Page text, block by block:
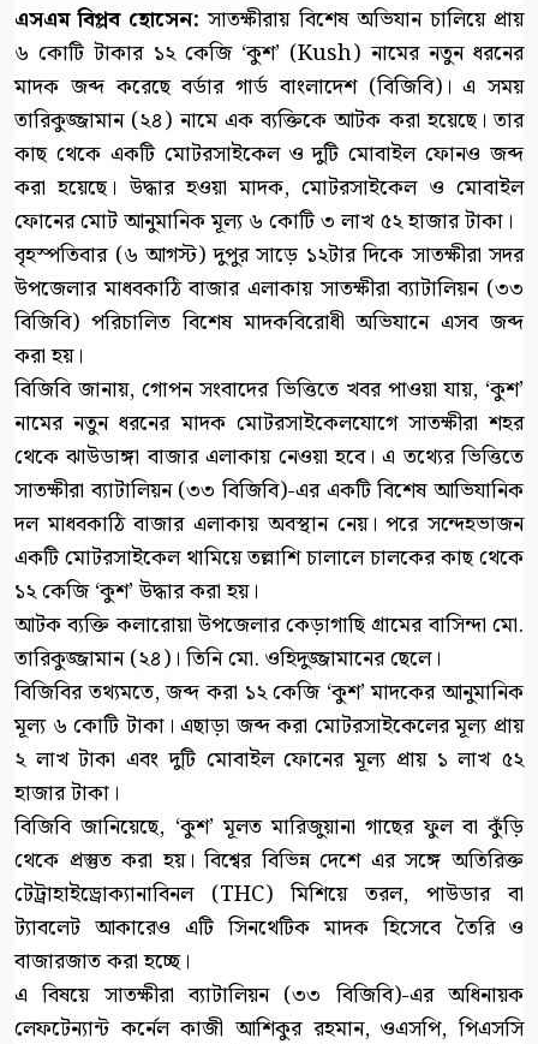
এসএম বিপ্লব হোসেন: সাতক্ষীরায় বিশেষ অভিযান চালিয়ে প্রায়
৬ কোটি টাকার ১২ কেজি ‘কুশ’ (Kush) নামের নতুন ধরনের
মাদক জব্দ করেছে বর্ডার গার্ড বাংলাদেশ (বিজিবি)। এ সময়
তারিকুজ্জামান (২৪) নামে এক ব্যক্তিকে আটক করা হয়েছে। তার
কাছ থেকে একটি মোটরসাইকেল ও দুটি মোবাইল ফোনও জব্দ
করা হয়েছে। উদ্ধার হওয়া মাদক, মোটরসাইকেল ও মোবাইল
ফোনের মোট আনুমানিক মূল্য ৬ কোটি ৩ লাখ ৫২ হাজার টাকা।
বৃহস্পতিবার (৬ আগস্ট) দুপুর সাড়ে ১২টার দিকে সাতক্ষীরা সদর
উপজেলার মাধবকাঠি বাজার এলাকায় সাতক্ষীরা ব্যাটালিয়ন (৩৩
বিজিবি) পরিচালিত বিশেষ মাদকবিরোধী অভিযানে এসব জব্দ
করা হয়।
বিজিবি জানায়, গোপন সংবাদের ভিত্তিতে খবর পাওয়া যায়, ‘কুশ’
নামের নতুন ধরনের মাদক মোটরসাইকেলযোগে সাতক্ষীরা শহর
থেকে ঝাউডাঙ্গা বাজার এলাকায় নেওয়া হবে। এ তথ্যের ভিত্তিতে
সাতক্ষীরা ব্যাটালিয়ন (৩৩ বিজিবি)-এর একটি বিশেষ আভিযানিক
দল মাধবকাঠি বাজার এলাকায় অবস্থান নেয়। পরে সন্দেহভাজন
একটি মোটরসাইকেল থামিয়ে তল্লাশি চালালে চালকের কাছ থেকে
১২ কেজি ‘কুশ’ উদ্ধার করা হয়।
আটক ব্যক্তি কলারোয়া উপজেলার কেড়াগাছি গ্রামের বাসিন্দা মো.
তারিকুজ্জামান (২৪)। তিনি মো. ওহিদুজ্জামানের ছেলে।
বিজিবির তথ্যমতে, জব্দ করা ১২ কেজি ‘কুশ’ মাদকের আনুমানিক
মূল্য ৬ কোটি টাকা। এছাড়া জব্দ করা মোটরসাইকেলের মূল্য প্রায়
২ লাখ টাকা এবং দুটি মোবাইল ফোনের মূল্য প্রায় ১ লাখ ৫২
হাজার টাকা।
বিজিবি জানিয়েছে, ‘কুশ’ মূলত মারিজুয়ানা গাছের ফুল বা কুঁড়ি
থেকে প্রস্তুত করা হয়। বিশ্বের বিভিন্ন দেশে এর সঙ্গে অতিরিক্ত
টেট্রাহাইড্রোক্যানাবিনল (THC) মিশিয়ে তরল, পাউডার বা
ট্যাবলেট আকারেও এটি সিনথেটিক মাদক হিসেবে তৈরি ও
বাজারজাত করা হচ্ছে।
এ বিষয়ে সাতক্ষীরা ব্যাটালিয়ন (৩৩ বিজিবি)-এর অধিনায়ক
লেফটেন্যান্ট কর্নেল কাজী আশিকুর রহমান, ওএসপি, পিএসসি